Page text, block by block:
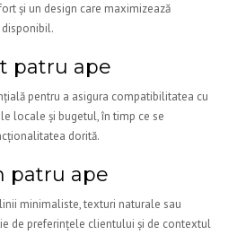
și un design care maximizează
patru ape
pentru a asigura compatibilitatea cu
locale și bugetul, în timp ce se
dorită.
patru ape
minimaliste, texturi naturale sau
de preferințele clientului și de contextul